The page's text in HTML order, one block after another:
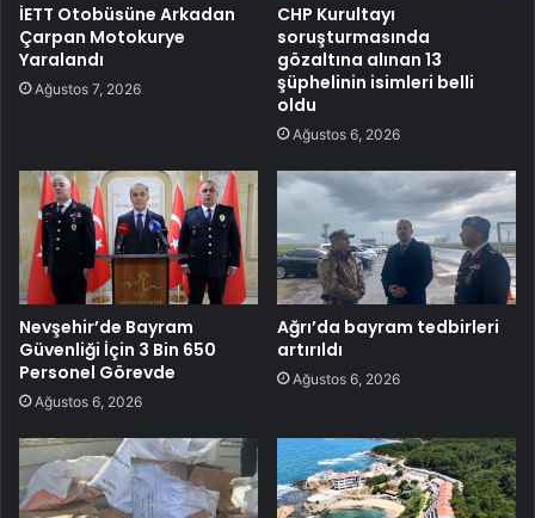
İETT Otobüsüne Arkadan
Çarpan Motokurye
Yaralandı
Ağustos 7, 2026
CHP Kurultayı
soruşturmasında
gözaltına alınan 13
şüphelinin isimleri belli
oldu
Ağustos 6, 2026
Nevşehir’de Bayram
Güvenliği İçin 3 Bin 650
Personel Görevde
Ağustos 6, 2026
Ağrı’da bayram tedbirleri
artırıldı
Ağustos 6, 2026